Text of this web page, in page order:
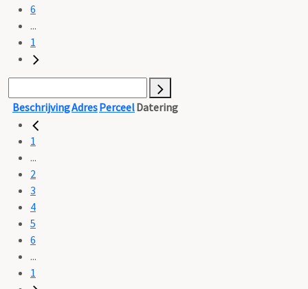
6
...
1
BeschrijvingAdresPerceelDatering
1
...
2
3
4
5
6
...
1